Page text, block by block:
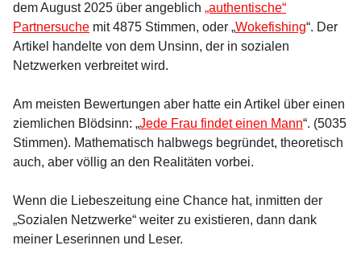
dem August 2025 über angeblich „authentische“
Partnersuche mit 4875 Stimmen, oder „Wokefishing“. Der
Artikel handelte von dem Unsinn, der in sozialen
Netzwerken verbreitet wird.
Am meisten Bewertungen aber hatte ein Artikel über einen
ziemlichen Blödsinn: „Jede Frau findet einen Mann“. (5035
Stimmen). Mathematisch halbwegs begründet, theoretisch
auch, aber völlig an den Realitäten vorbei.
Wenn die Liebeszeitung eine Chance hat, inmitten der
„Sozialen Netzwerke“ weiter zu existieren, dann dank
meiner Leserinnen und Leser.